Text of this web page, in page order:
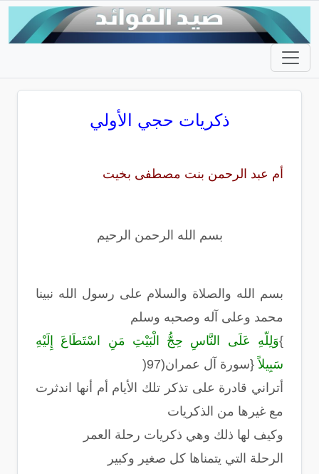
ذكريات حجي الأولي
أم عبد الرحمن بنت مصطفى بخيت
بسم الله الرحمن الرحيم
بسم الله والصلاة والسلام على رسول الله نبينا
محمد وعلى آله وصحبه وسلم
{وَلِلّهِ عَلَى النَّاسِ حِجُّ الْبَيْتِ مَنِ اسْتَطَاعَ إِلَيْهِ
سَبِيلاً }سورة آل عمران(97
)
أتراني قادرة على تذكر تلك الأيام أم أنها اندثرت
مع غيرها من الذكريات
وكيف لها ذلك وهي ذكريات رحلة العمر
الرحلة التي يتمناها كل صغير وكبير